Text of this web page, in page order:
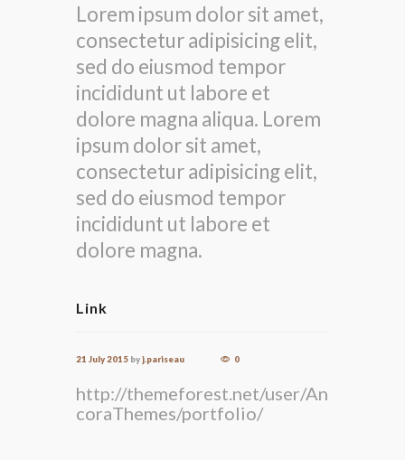
Lorem ipsum dolor sit amet,
consectetur adipisicing elit,
sed do eiusmod tempor
incididunt ut labore et
dolore magna aliqua. Lorem
ipsum dolor sit amet,
consectetur adipisicing elit,
sed do eiusmod tempor
incididunt ut labore et
dolore magna.
Link
21 July 2015 byj.pariseau 0
http://themeforest.net/user/An
coraThemes/portfolio/